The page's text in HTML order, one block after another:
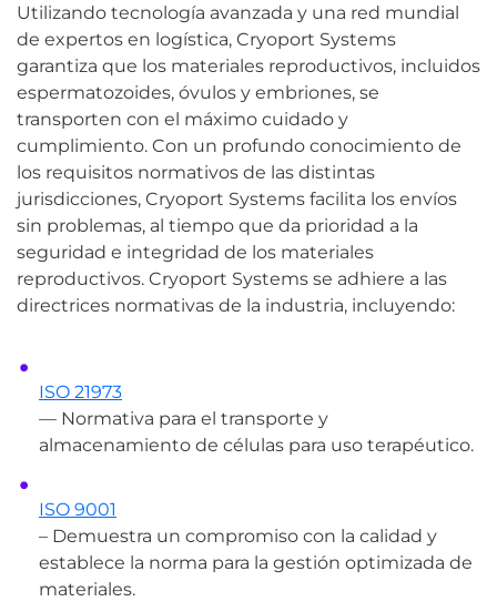
Utilizando tecnología avanzada y una red mundial
de expertos en logística, Cryoport Systems
garantiza que los materiales reproductivos, incluidos
espermatozoides, óvulos y embriones, se
transporten con el máximo cuidado y
cumplimiento. Con un profundo conocimiento de
los requisitos normativos de las distintas
jurisdicciones, Cryoport Systems facilita los envíos
sin problemas, al tiempo que da prioridad a la
seguridad e integridad de los materiales
reproductivos. Cryoport Systems se adhiere a las
directrices normativas de la industria, incluyendo:
ISO 21973
— Normativa para el transporte y
almacenamiento de células para uso terapéutico.
ISO 9001
– Demuestra un compromiso con la calidad y
establece la norma para la gestión optimizada de
materiales.